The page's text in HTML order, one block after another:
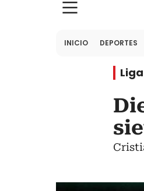
INICIO DEPORTES